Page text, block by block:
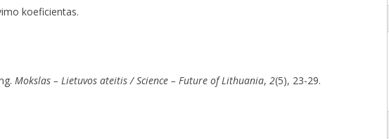
koeficientas.
Mokslas – Lietuvos ateitis / Science – Future of Lithuania, 2(5), 23-29.